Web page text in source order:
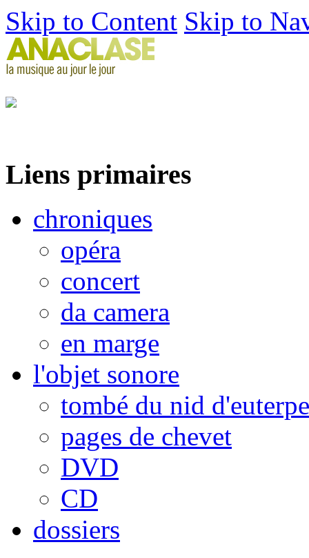
Skip to Content Skip to
Liens primaires
chroniques
opéra
concert
da camera
en marge
l'objet sonore
tombé du nid d'euterpe
pages de chevet
DVD
CD
dossiers